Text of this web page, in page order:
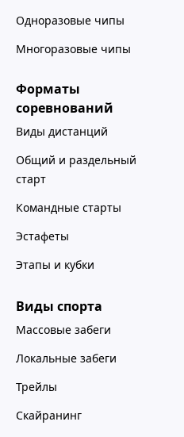
Одноразовые чипы
Многоразовые чипы
Форматы
соревнований
Виды дистанций
Общий и раздельный
старт
Командные старты
Эстафеты
Этапы и кубки
Виды спорта
Массовые забеги
Локальные забеги
Трейлы
Скайранинг